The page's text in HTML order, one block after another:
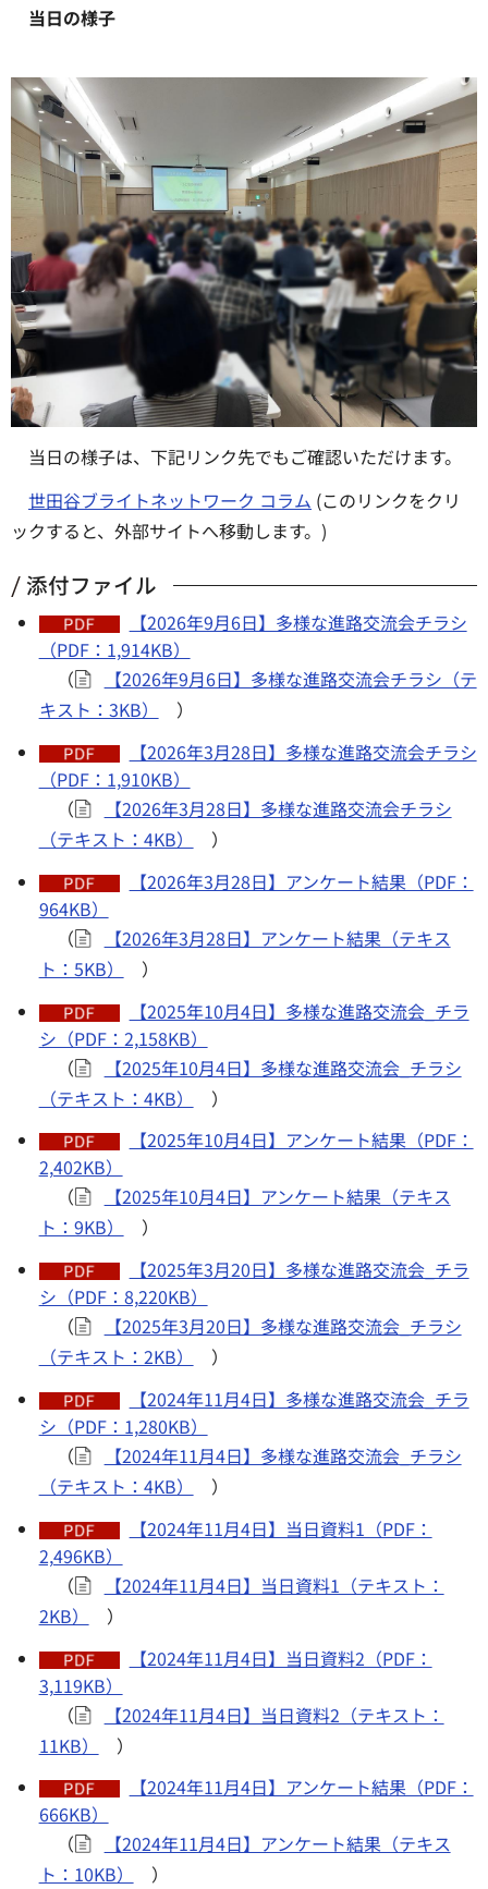
当日の様子
当日の様子は、下記リンク先でもご確認いただけます。
世田谷ブライトネットワーク コラム (このリンクをクリ
ックすると、外部サイトへ移動します。)
添付ファイル
【2026年9月6日】多様な進路交流会チラシ
（PDF：1,914KB）
（
【2026年9月6日】多様な進路交流会チラシ（テ
キスト：3KB）
）
【2026年3月28日】多様な進路交流会チラシ
（PDF：1,910KB）
（
【2026年3月28日】多様な進路交流会チラシ
（テキスト：4KB）
）
【2026年3月28日】アンケート結果（PDF：
964KB）
（
【2026年3月28日】アンケート結果（テキス
ト：5KB）
）
【2025年10月4日】多様な進路交流会_チラ
シ（PDF：2,158KB）
（
【2025年10月4日】多様な進路交流会_チラシ
（テキスト：4KB）
）
【2025年10月4日】アンケート結果（PDF：
2,402KB）
（
【2025年10月4日】アンケート結果（テキス
ト：9KB）
）
【2025年3月20日】多様な進路交流会_チラ
シ（PDF：8,220KB）
（
【2025年3月20日】多様な進路交流会_チラシ
（テキスト：2KB）
）
【2024年11月4日】多様な進路交流会_チラ
シ（PDF：1,280KB）
（
【2024年11月4日】多様な進路交流会_チラシ
（テキスト：4KB）
）
【2024年11月4日】当日資料1（PDF：
2,496KB）
（
【2024年11月4日】当日資料1（テキスト：
2KB）
）
【2024年11月4日】当日資料2（PDF：
3,119KB）
（
【2024年11月4日】当日資料2（テキスト：
11KB）
）
【2024年11月4日】アンケート結果（PDF：
666KB）
（
【2024年11月4日】アンケート結果（テキス
ト：10KB）
）